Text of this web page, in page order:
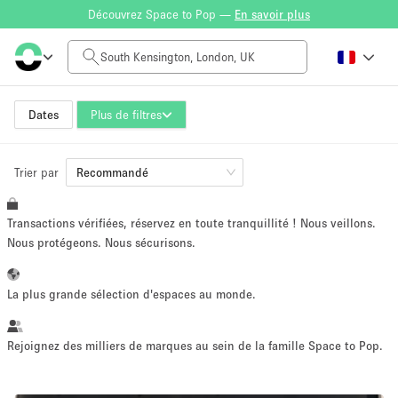
Découvrez Space to Pop — En savoir plus
Dates Plus de filtres
Tarif à la journée
£0
Taille de l'espace
~ 13 personnes
Vente au
Trier par Recommandé
Transactions vérifiées, réservez en toute tranquillité ! Nous veillons.
Nous protégeons. Nous sécurisons.
La plus grande sélection d'espaces au monde.
Rejoignez des milliers de marques au sein de la famille Space to Pop.